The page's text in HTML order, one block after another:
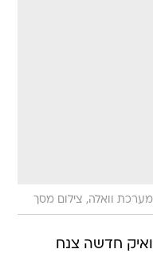
חדשה צנח
מותג ביואיק